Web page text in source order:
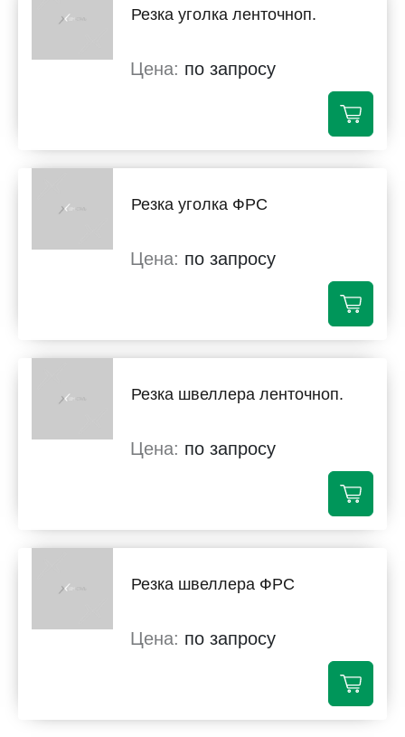
Резка уголка ленточноп.
по запросу
Резка уголка ФРС
по запросу
Резка швеллера ленточноп.
по запросу
Резка швеллера ФРС
по запросу